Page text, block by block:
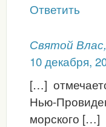
Ответить
Святой
10 декабря,
[…]
Нью-
морского […]